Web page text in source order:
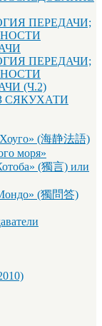
ПЕРЕДАЧИ;
ПЕРЕДАЧИ;
(Ч.2)
СЯКУХАТИ
(海静法語)
моря»
(獨言) или
(獨問答)